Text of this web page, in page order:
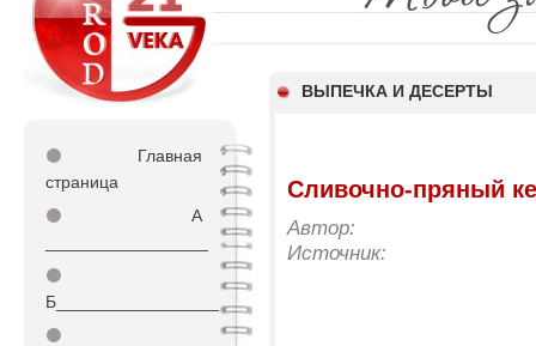
ВЫПЕЧКА И ДЕСЕРТЫ
⚫
Главная
страница
⚫
А
⚫
Б_________________
⚫
Сливочно-пряный
Автор:
Источник: